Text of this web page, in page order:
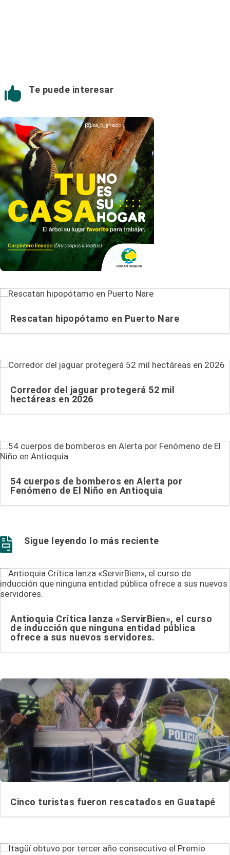
 Te puede interesar
Rescatan hipopótamo en Puerto Nare
Corredor del jaguar protegerá 52 mil
hectáreas en 2026
54 cuerpos de bomberos en Alerta por
Fenómeno de El Niño en Antioquia
 Sigue leyendo lo más reciente
Antioquia Crítica lanza «ServirBien», el curso
de inducción que ninguna entidad pública
ofrece a sus nuevos servidores.
Cinco turistas fueron rescatados en Guatapé